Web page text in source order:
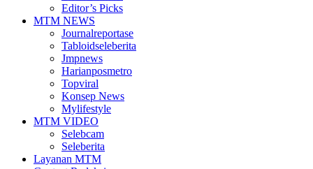
Editor’s Picks
MTM NEWS
Journalreportase
Tabloidseleberita
Jmpnews
Harianposmetro
Topviral
Konsep News
Mylifestyle
MTM VIDEO
Selebcam
Seleberita
Layanan MTM